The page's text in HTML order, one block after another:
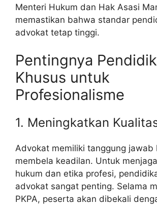
Menteri Hukum dan Hak Asasi
memastikan bahwa standar
advokat tetap tinggi.
Pentingnya
Khusus untuk
Profesionalisme
1. Meningkatkan
Advokat memiliki tanggung jawab
membela keadilan. Untuk
hukum dan etika profesi,
advokat sangat penting. Selama
PKPA, peserta akan dibekali